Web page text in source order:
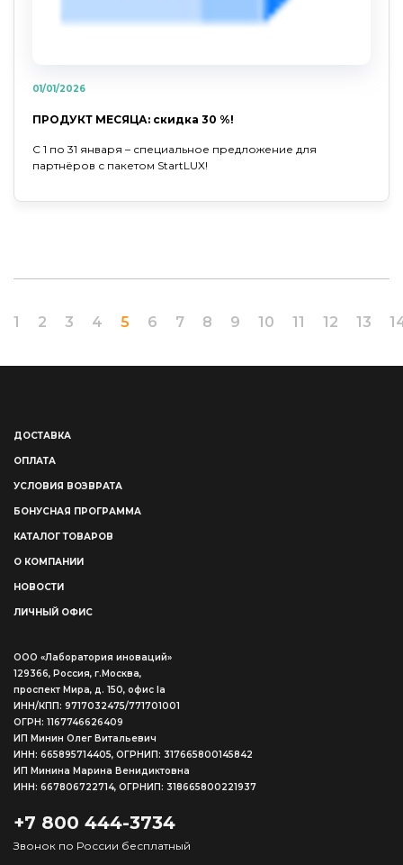
01/01/2026
ПРОДУКТ МЕСЯЦА: скидка 30 %!
С 1 по 31 января – специальное предложение для
партнёров с пакетом StartLUX!
1 2 3 4 5 6 7 8 9 10 11 12 13
ДОСТАВКА
ОПЛАТА
УСЛОВИЯ ВОЗВРАТА
БОНУСНАЯ ПРОГРАММА
КАТАЛОГ ТОВАРОВ
О КОМПАНИИ
НОВОСТИ
ЛИЧНЫЙ ОФИС
ООО «Лаборатория иноваций»
129366, Россия, г.Москва,
проспект Мира, д. 150, офис Ia
ИНН/КПП: 9717032475/771701001
ОГРН: 1167746626409
ИП Минин Олег Витальевич
ИНН: 665895714405, ОГРНИП: 317665800145842
ИП Минина Марина Венидиктовна
ИНН: 667806722714, ОГРНИП: 318665800221937
+7 800 444-3734
Звонок по России бесплатный